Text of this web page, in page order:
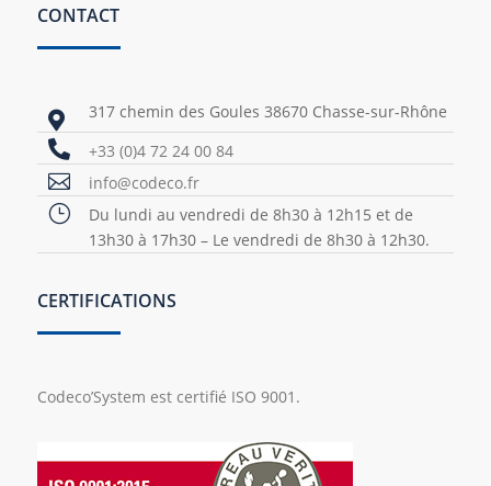
CONTACT
 317 chemin des Goules 38670 Chasse-sur-Rhône
 +33 (0)4 72 24 00 84
 info@codeco.fr
}
Du lundi au vendredi de 8h30 à 12h15 et de
13h30 à 17h30 – Le vendredi de 8h30 à 12h30.
CERTIFICATIONS
Codeco’System est certifié ISO 9001.